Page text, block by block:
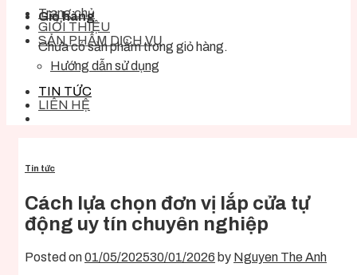
Giỏ hàng
Chưa có sản phẩm trong giỏ hàng.
Trang chủ
GIỚI THIỆU
SẢN PHẨM DỊCH VỤ
Hướng dẫn sử dụng
TIN TỨC
LIÊN HỆ
Tin tức
Cách lựa chọn đơn vị lắp cửa tự
động uy tín chuyên nghiệp
Posted on01/05/202530/01/2026 by Nguyen The Anh